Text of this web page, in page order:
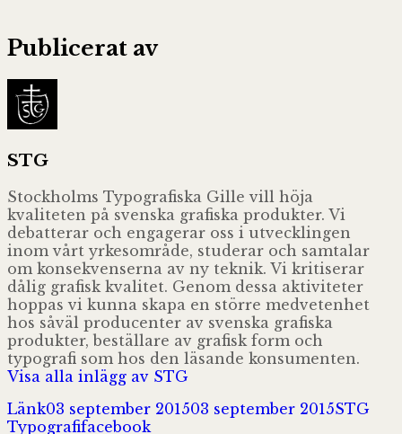
Publicerat av
STG
Stockholms Typografiska Gille vill höja
kvaliteten på svenska grafiska produkter. Vi
debatterar och engagerar oss i utvecklingen
inom vårt yrkesområde, studerar och samtalar
om konsekvenserna av ny teknik. Vi kritiserar
dålig grafisk kvalitet. Genom dessa aktiviteter
hoppas vi kunna skapa en större medvetenhet
hos såväl producenter av svenska grafiska
produkter, beställare av grafisk form och
typografi som hos den läsande konsumenten.
Visa alla inlägg av STG
Format
LänkPostat
03 september 201503 september 2015STG
TypografiTaggar
facebook